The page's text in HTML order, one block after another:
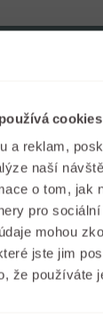
cookies
a reklam,
naší
o tom, jak
pro
mohou
jste jim
že používáte